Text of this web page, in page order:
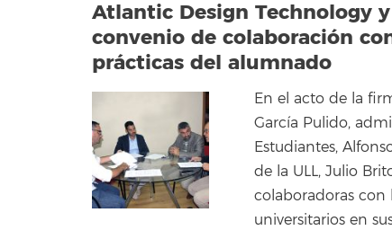
Atlantic Design Technology
convenio de colaboración
prácticas del alumnado
En el acto de la
García Pulido,
Estudiantes,
de la ULL, Julio
colaboradoras con
universitarios en